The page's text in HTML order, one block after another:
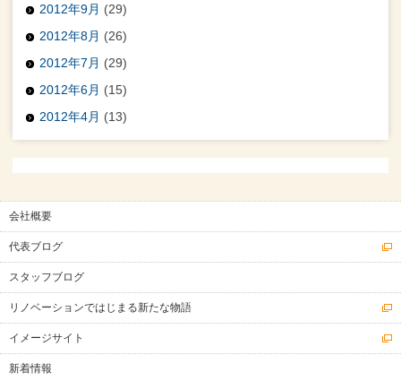
2012年9月 (29)
2012年8月 (26)
2012年7月 (29)
2012年6月 (15)
2012年4月 (13)
会社概要
代表ブログ
スタッフブログ
リノベーションではじまる新たな物語
イメージサイト
新着情報